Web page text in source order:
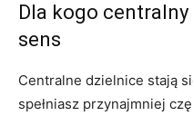
Dla kogo
sens
Centralne dzielnice stają
spełniasz przynajmniej